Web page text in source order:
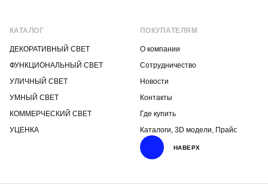
КАТАЛОГ
ДЕКОРАТИВНЫЙ СВЕТ
ФУНКЦИОНАЛЬНЫЙ СВЕТ
УЛИЧНЫЙ СВЕТ
УМНЫЙ СВЕТ
КОММЕРЧЕСКИЙ СВЕТ
УЦЕНКА
ПОКУПАТЕЛЯМ
О компании
Сотрудничество
Новости
Контакты
Где купить
Каталоги, 3D модели, Прайс
НАВЕРХ